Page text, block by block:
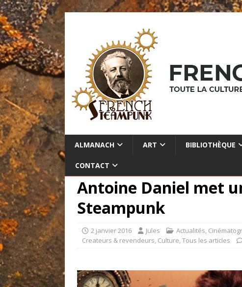
ALMANACH ART BIBLIOTHÈQUE
CONTACT
Antoine Daniel met
Steampunk
2 janvier 2016 Jules Actualités,
Createurs & revendeurs, Culture,Tous les articles